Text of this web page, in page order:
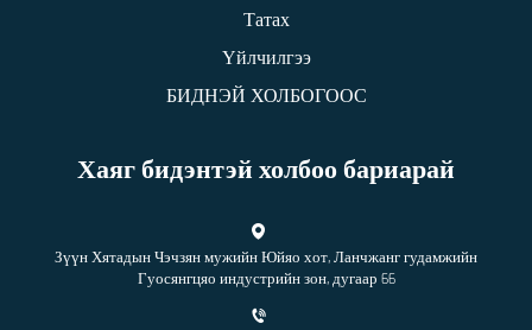
Татах
Үйлчилгээ
БИДНЭЙ ХОЛБОГООС
Хаяг бидэнтэй холбоо бариарай
Зүүн Хятадын Чэчзян мужийн Юйяо хот, Ланчжанг гудамжийн
Гуосянгцяо индустрийн зон, дугаар 66